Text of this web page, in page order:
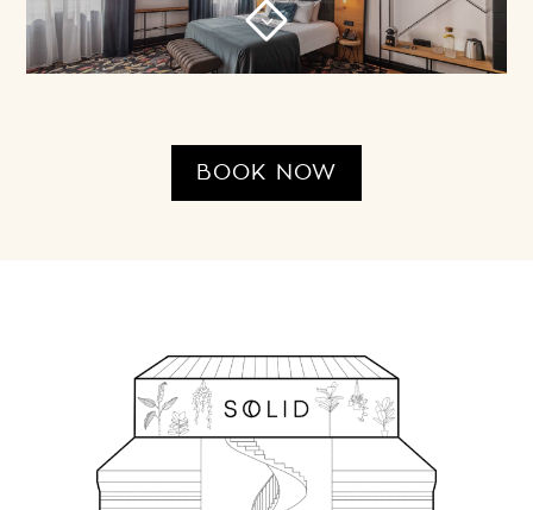
3
BOOK NOW